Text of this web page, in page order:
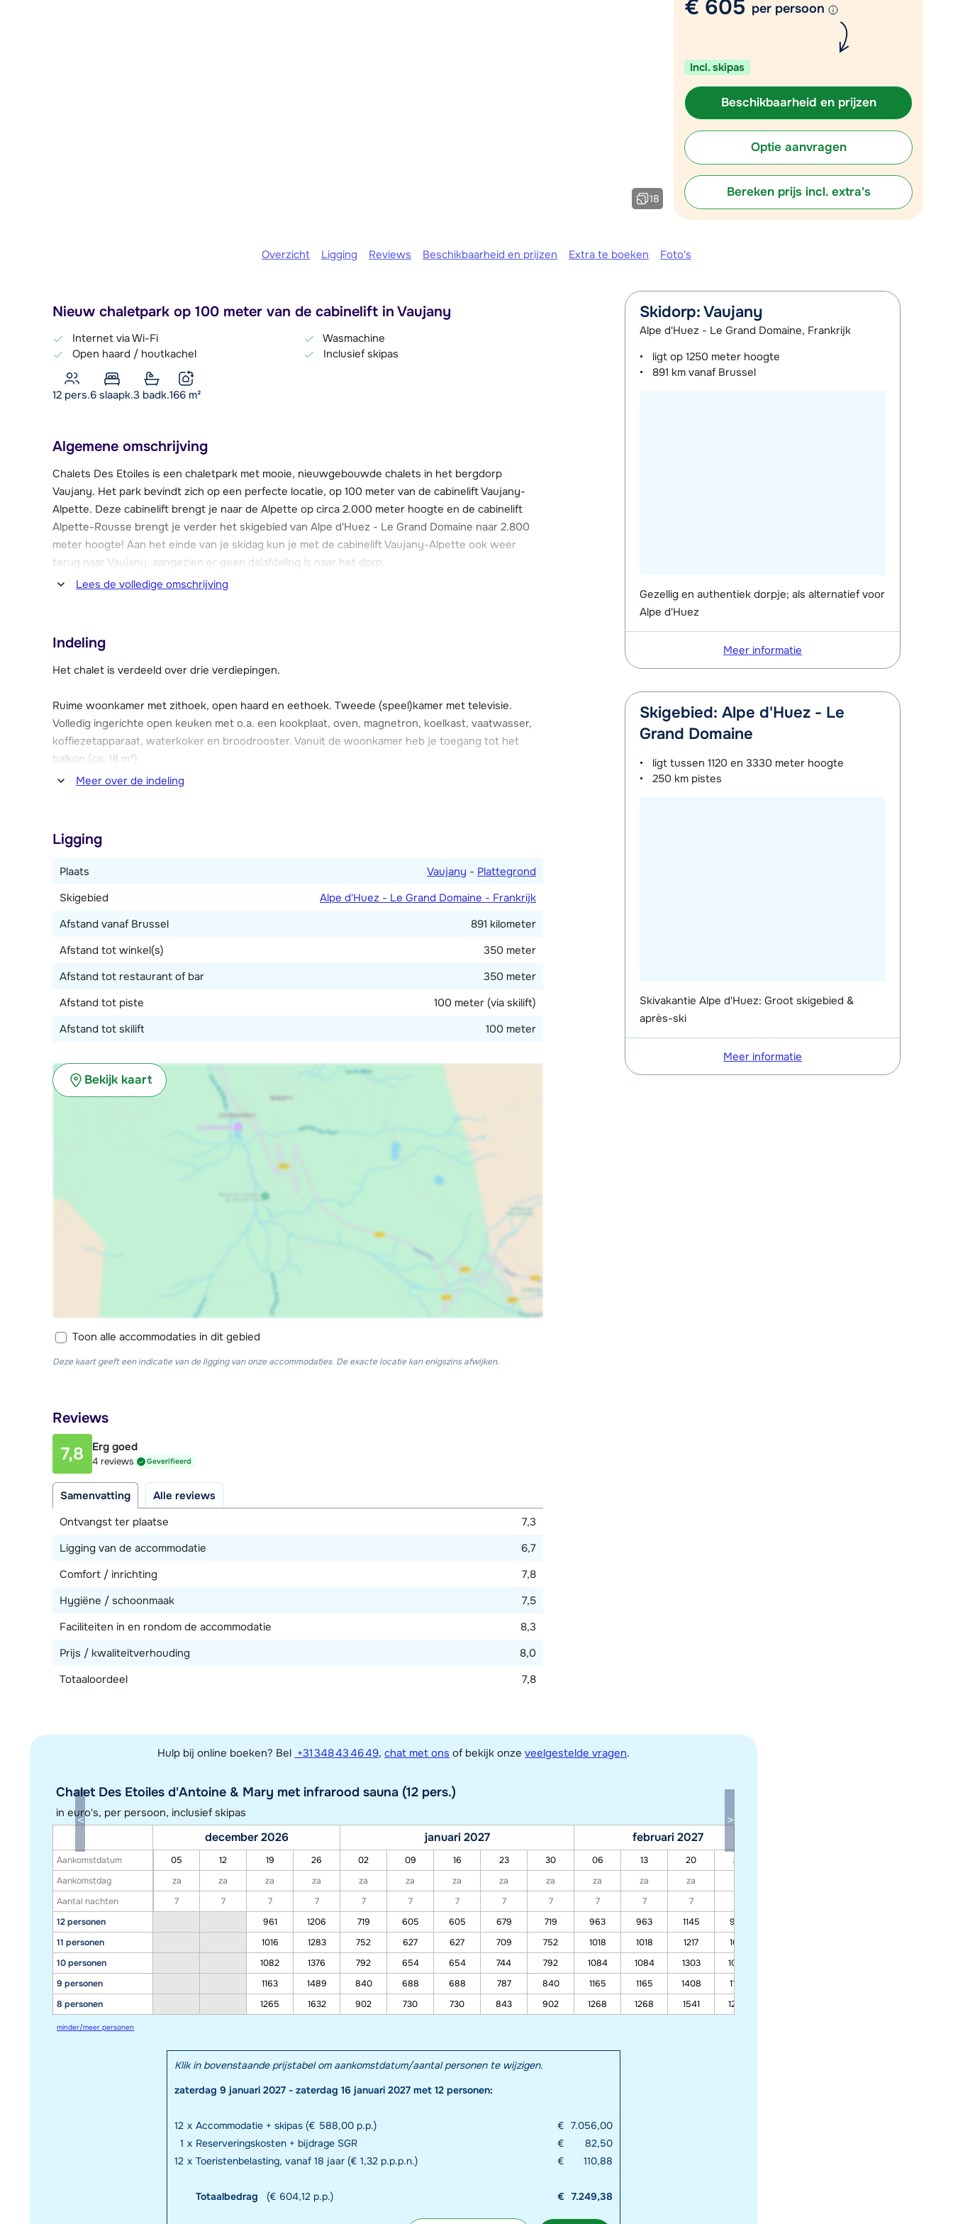
Vul het contactformulier in
We zijn er vandaag tot 17:30 uur.
18
€ 605 per persoon
Incl. skipas
Beschikbaarheid en prijzen
Optie aanvragen
Bereken prijs incl. extra's
Overzicht Ligging Reviews Beschikbaarheid en prijzen Extra te boeken Foto's
Nieuw chaletpark op 100 meter van de cabinelift in Vaujany
Internet via Wi-Fi
Open haard / houtkachel
Wasmachine
Inclusief skipas
12 pers.6 slaapk.3 badk.166 m²
Algemene omschrijving
Chalets Des Etoiles is een chaletpark met mooie, nieuwgebouwde chalets in het bergdorp
Vaujany. Het park bevindt zich op een perfecte locatie, op 100 meter van de cabinelift Vaujany-
Alpette. Deze cabinelift brengt je naar de Alpette op circa 2.000 meter hoogte en de cabinelift
Alpette-Rousse brengt je verder het skigebied van Alpe d'Huez - Le Grand Domaine naar 2.800
meter hoogte! Aan het einde van je skidag kun je met de cabinelift Vaujany-Alpette ook weer
terug naar Vaujany, aangezien er geen dalafdaling is naar het dorp.
schaatsbaan, fitness centrum, indoor klimmuur en wellnesscentrum (allen tegen betaling).
aanbieden; Chalet d'Antoine & Mary en Chalet Le Refuge. De chalets zijn ruim ingericht en zijn
beide voorzien van een open haard. Je kunt hier dus heerlijk genieten na een actieve dag op de
piste.
Lees de volledige omschrijving
Indeling
Het chalet is verdeeld over drie verdiepingen.
Ruime woonkamer met zithoek, open haard en eethoek. Tweede (speel)kamer met televisie.
Volledig ingerichte open keuken met o.a. een kookplaat, oven, magnetron, koelkast, vaatwasser,
koffiezetapparaat, waterkoker en broodrooster. Vanuit de woonkamer heb je toegang tot het
balkon (ca. 18 m²).
Verder beschikt het chalet over een infrarood sauna (met lage temperatuur), wasmachine, droger,
Meer over de indeling
Ligging
Plaats Vaujany - Plattegrond
Skigebied
Alpe d'Huez - Le Grand Domaine - Frankrijk
Afstand vanaf Brussel
891 kilometer
Afstand tot winkel(s)
350 meter
Afstand tot restaurant of bar
350 meter
Afstand tot piste
100 meter (via skilift)
Afstand tot skilift
100 meter
Bekijk kaart
Toon alle accommodaties in dit gebied
Deze kaart geeft een indicatie van de ligging van onze accommodaties. De exacte locatie kan enigszins afwijken.
Reviews
7,8 Erg goed
4 reviews Geverifieerd
Samenvatting
Alle reviews
Ontvangst ter plaatse
7,3
Ligging van de accommodatie
6,7
Comfort / inrichting
7,8
Hygiëne / schoonmaak
7,5
Faciliteiten in en rondom de accommodatie
8,3
Prijs / kwaliteitverhouding
8,0
Totaaloordeel
7,8
Hulp bij online boeken? Bel +31 348 43 46 49,chat met ons of bekijk onzeveelgestelde vragen.
Chalet Des Etoiles d'Antoine & Mary met infrarood sauna (12 pers.)
in euro's, per persoon, inclusief skipas
Aankomstdatum
Aankomstdag
Aantal nachten
12 personen
11 personen
10 personen
9 personen
8 personen
december 2026 januari 2027 februari 2027
05 12 19 26 02 09 16 23 30 06 13 20 27
za
za za za za za za za za za za za za
7
7 7 7 7 7 7 7 7 7 7 7
961
1206 719 605 605 679 719 963 963 1145 963
1016
1283 752 627 627 709 752 1018 1018 1217 1018
1082
1376 792 654 654 744 792 1084 1084 1303 1084
1163
1489 840 688 688 787 840 1165 1165 1408 1165
1265
1632 902 730 730 843 902 1268 1268 1541 1268
minder/meer personen
Klik in bovenstaande prijstabel om aankomstdatum/aantal personen te wijzigen.
zaterdag 9 januari 2027 - zaterdag 16 januari 2027 met 12 personen:
12 x Accommodatie + skipas (€ 588,00 p.p.) € 7.056,00
1 x Reserveringskosten + bijdrage SGR €
82,50
12 x Toeristenbelasting, vanaf 18 jaar (€ 1,32 p.p.p.n.) € 110,88
Totaalbedrag (€ 604,12 p.p.) € 7.249,38
Skidorp: Vaujany
Alpe d'Huez - Le Grand Domaine, Frankrijk
ligt op1250 meter hoogte
891 km vanaf Brussel
Gezellig en authentiek dorpje; als alternatief voor
Alpe d'Huez
Meer informatie
Skigebied: Alpe d'Huez - Le
Grand Domaine
ligt tussen1120 en 3330 meter hoogte
250 km pistes
Skivakantie Alpe d'Huez: Groot skigebied &
après-ski
Meer informatie